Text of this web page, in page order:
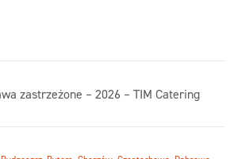
zastrzeżone – 2026 – TIM Catering